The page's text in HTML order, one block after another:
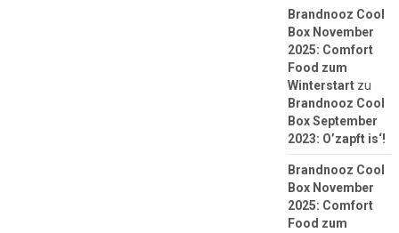
Brandnooz Cool
Box November
2025: Comfort
Food zum
Winterstartzu
Brandnooz Cool
Box September
2023: O’zapft is‘!
Brandnooz Cool
Box November
2025: Comfort
Food zum